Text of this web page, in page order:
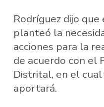
Rodríguez dijo
planteó la
acciones para la
de acuerdo con el
Distrital, en el
aportará.